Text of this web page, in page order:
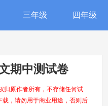
三年级 四年级
期中测试卷
归原作者所有，不存储任何试
，请勿用于商业用途，否则后